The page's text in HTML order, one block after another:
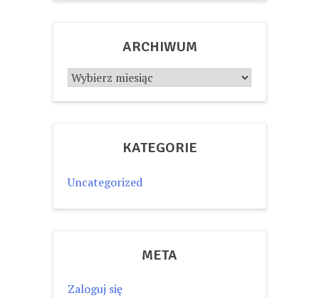
ARCHIWUM
Archiwum
KATEGORIE
Uncategorized
META
Zaloguj się